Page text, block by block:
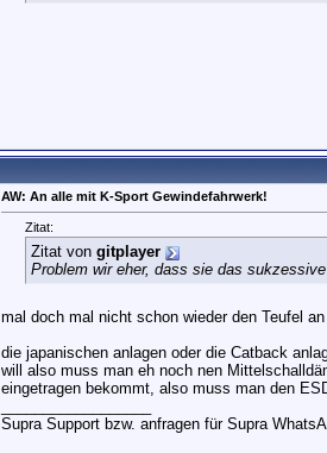
AW: An alle mit K-Sport Gewindefahrwerk!
Zitat:
Zitat von gitplayer
Problem wir eher, dass sie das
mal doch mal nicht schon wieder den Teufel
die japanischen anlagen oder die Catback
will also muss man eh noch nen
eingetragen bekommt, also muss man den
Supra Support bzw. anfragen für Supra